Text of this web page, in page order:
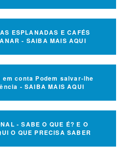
ESPLANADAS E CAFÉS
- SAIBA MAIS AQUI
conta Podem salvar-lhe
- SAIBA MAIS AQUI
- SABE O QUE É? E O
O QUE PRECISA SABER